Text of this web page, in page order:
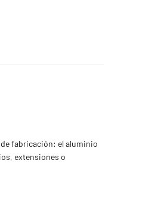
fabricación: el aluminio
extensiones o